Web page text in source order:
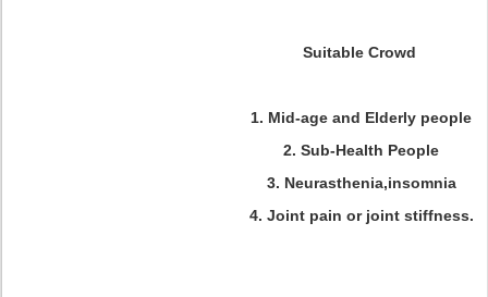
Suitable Crowd
1. Mid-age and Elderly people
2. Sub-Health People
3. Neurasthenia,insomnia
4. Joint pain or joint stiffness.